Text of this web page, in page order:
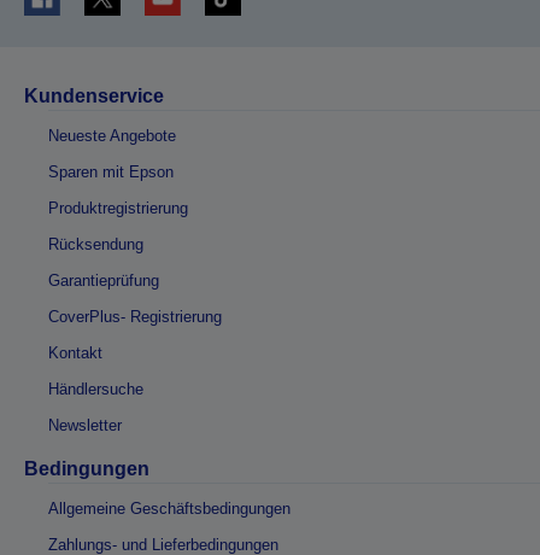
Kundenservice
Neueste Angebote
Sparen mit Epson
Produktregistrierung
Rücksendung
Garantieprüfung
CoverPlus- Registrierung
Kontakt
Händlersuche
Newsletter
Bedingungen
Allgemeine Geschäftsbedingungen
Zahlungs- und Lieferbedingungen